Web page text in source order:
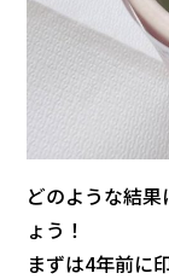
どのような結
ょう！
まずは4年前に